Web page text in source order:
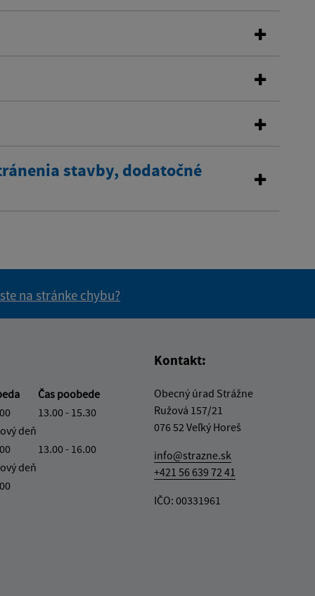
stavby, dodatočné
na stránke chybu?
Čas poobede
13.00 - 15.30
deň
13.00 - 16.00
deň
Kontakt:
Obecný úrad Strážne
Ružová 157/21
076 52 Veľký Horeš
info@strazne.sk
+421 56 639 72 41
IČO: 00331961